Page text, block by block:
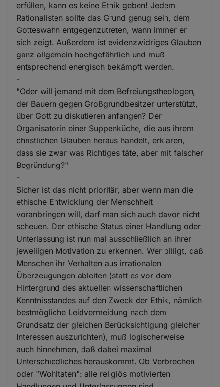
erfüllen, kann es keine Ethik geben! Jedem
Rationalisten sollte das Grund genug sein, dem
Gotteswahn entgegenzutreten, wann immer er
sich zeigt. Außerdem ist evidenzwidriges Glauben
ganz allgemein hochgefährlich und muß
entsprechend energisch bekämpft werden.
-
"Oder will jemand mit dem Befreiungstheologen,
der Bauern gegen Großgrundbesitzer unterstützt,
über Gott zu diskutieren anfangen? Der
Organisatorin einer Suppenküche, die aus ihrem
christlichen Glauben heraus handelt, erklären,
dass sie zwar was Richtiges täte, aber mit falscher
Begründung?"
-
Sicher ist das nicht prioritär, aber wenn man die
ethische Entwicklung der Menschheit
voranbringen will, darf man sich auch davor nicht
scheuen. Der ethische Status einer Handlung oder
Unterlassung ist nun mal ausschließlich an ihrer
jeweiligen Motivation zu erkennen. Wer billigt, daß
Menschen ihr Verhalten aus irrationalen
Überzeugungen ableiten (statt es vor dem
Hintergrund des aktuellen wissenschaftlichen
Kenntnisstandes auf den Zweck der Ethik, nämlich
bestmögliche Leidvermeidung nach dem
Grundsatz der gleichen Berücksichtigung gleicher
Interessen auszurichten), muß logischerweise
auch hinnehmen, daß dabei maximal
Unterschiedliches herauskommt. Ob Verbrechen
oder "Wohltaten": alle religiös motivierten